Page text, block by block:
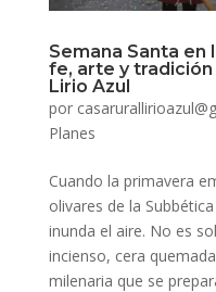
Semana Santa en
fe, arte y
Lirio Azul
por
Planes
Cuando la primavera
olivares de la
inunda el aire. No es
incienso, cera
milenaria que se